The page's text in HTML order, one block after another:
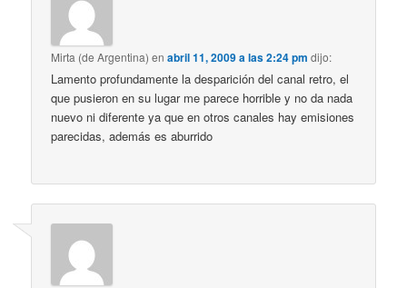
Mirta (de Argentina) enabril 11, 2009 a las 2:24 pm dijo:
Lamento profundamente la desparición del canal retro, el
que pusieron en su lugar me parece horrible y no da nada
nuevo ni diferente ya que en otros canales hay emisiones
parecidas, además es aburrido